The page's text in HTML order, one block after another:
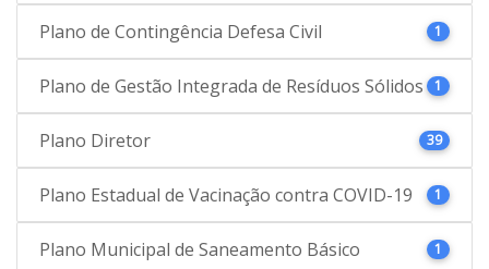
Plano de Contingência Defesa Civil 1
Plano de Gestão Integrada de Resíduos Sólidos 1
Plano Diretor 39
Plano Estadual de Vacinação contra COVID-19 1
Plano Municipal de Saneamento Básico 1